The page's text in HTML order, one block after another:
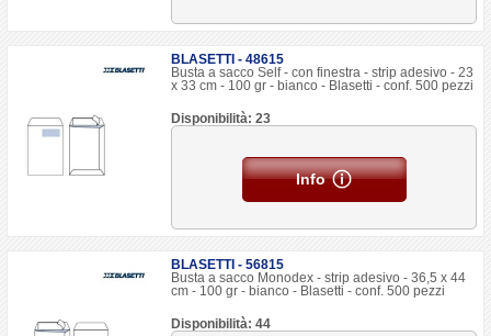
BLASETTI - 48615
Busta a sacco Self - con finestra - strip adesivo - 23
x 33 cm - 100 gr - bianco - Blasetti - conf. 500 pezzi
Disponibilità: 23
Info
BLASETTI - 56815
Busta a sacco Monodex - strip adesivo - 36,5 x 44
cm - 100 gr - bianco - Blasetti - conf. 500 pezzi
Disponibilità: 44